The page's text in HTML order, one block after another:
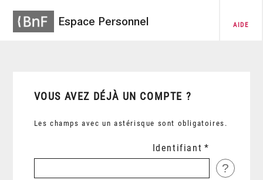
Espace Personnel AIDE
VOUS AVEZ DÉJÀ UN COMPTE ?
Les champs avec un astérisque sont obligatoires.
Identifiant
?